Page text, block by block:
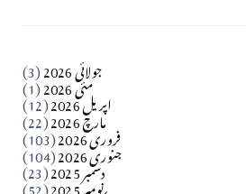
جولائی 2026 (3) مئی 2026 (1) اپریل 2026 (12) مارچ 2026 (22) فروری 2026 (103) جنوری 2026 (104) دسمبر 2025 (23) نومبر 2025 (52)